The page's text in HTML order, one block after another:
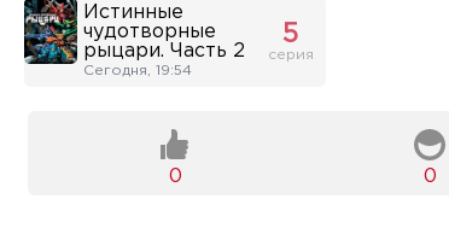
Истинные
чудотворные
рыцари. Часть 2
Сегодня, 19:54
5
серия
0 0